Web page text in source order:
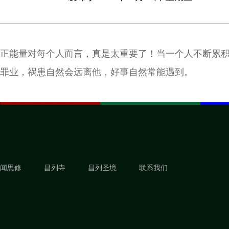
正能量对每个人而言，真是太重要了！当一个人不断累
罪业，祸患自然会远离他，好事自然常能遇到。
闻思修 昌列寺 昌列圣境 联系我们